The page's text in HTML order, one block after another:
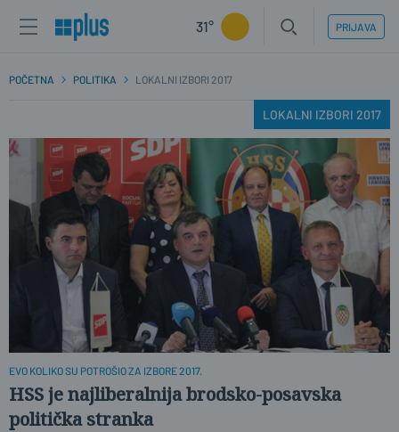
31° PRIJAVA
POČETNA POLITIKA LOKALNI IZBORI 2017
LOKALNI IZBORI 2017
EVO KOLIKO SU POTROŠIO ZA IZBORE 2017.
HSS je najliberalnija brodsko-posavska
politička stranka